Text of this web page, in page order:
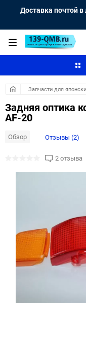
Доставка почтой
Запчасти для
Задняя оптика
AF-20
Обзор Отзывы (2)
2 отзыва